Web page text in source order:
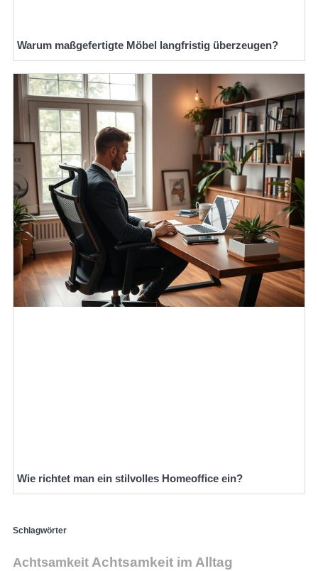
Warum maßgefertigte Möbel langfristig überzeugen?
Wie richtet man ein stilvolles Homeoffice ein?
Schlagwörter
Achtsamkeit Achtsamkeit im Alltag